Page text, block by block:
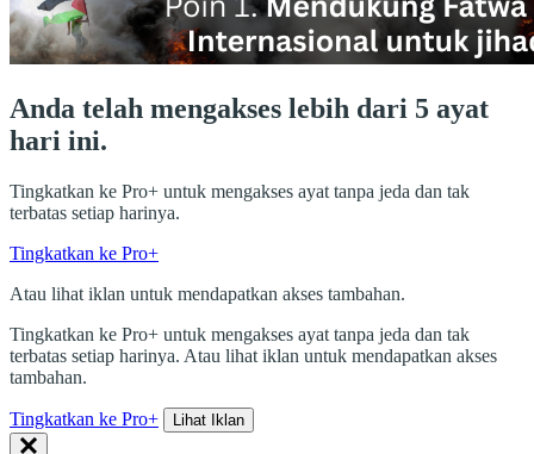
Anda telah mengakses lebih dari 5 ayat
hari ini.
Tingkatkan ke Pro+ untuk mengakses ayat tanpa jeda dan tak
terbatas setiap harinya.
Tingkatkan ke Pro+
Atau lihat iklan untuk mendapatkan akses tambahan.
Tingkatkan ke Pro+ untuk mengakses ayat tanpa jeda dan tak
terbatas setiap harinya. Atau lihat iklan untuk mendapatkan akses
tambahan.
Tingkatkan ke Pro+ Lihat Iklan